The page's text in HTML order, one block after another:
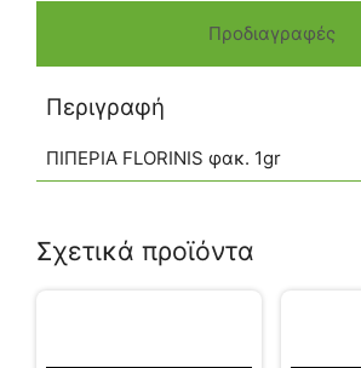
Προδιαγραφές
Περιγραφή
ΠΙΠΕΡΙΑ FLORINIS φακ. 1gr
Σχετικά προϊόντα